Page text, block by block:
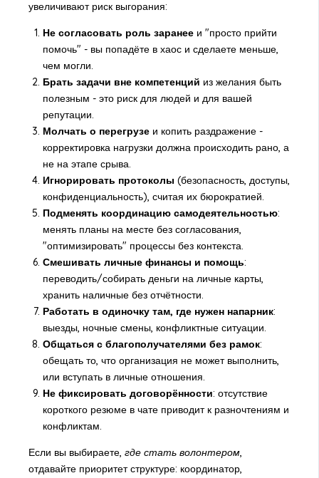
увеличивают риск выгорания:
Не согласовать роль заранееи "просто прийти
помочь" - вы попадёте в хаос и сделаете меньше,
чем могли.
Брать задачи вне компетенций из желания быть
полезным - это риск для людей и для вашей
репутации.
Молчать о перегрузеи копить раздражение -
корректировка нагрузки должна происходить рано, а
не на этапе срыва.
Игнорировать протоколы (безопасность, доступы,
конфиденциальность), считая их бюрократией.
Подменять координацию самодеятельностью:
менять планы на месте без согласования,
"оптимизировать" процессы без контекста.
Смешивать личные финансы и помощь:
переводить/собирать деньги на личные карты,
хранить наличные без отчётности.
Работать в одиночку там, где нужен напарник:
выезды, ночные смены, конфликтные ситуации.
Общаться с благополучателями без рамок:
обещать то, что организация не может выполнить,
или вступать в личные отношения.
Не фиксировать договорённости: отсутствие
короткого резюме в чате приводит к разночтениям и
конфликтам.
Если вы выбираете, где стать волонтером,
отдавайте приоритет структуре: координатор,